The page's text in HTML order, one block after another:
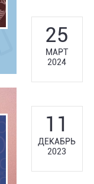
25
МАРТ
2024
11
ДЕКАБРЬ
2023